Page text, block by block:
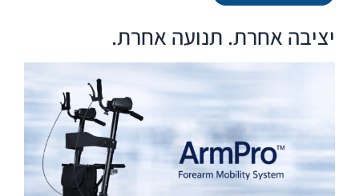
יציבה אחרת. תנועה אחרת.